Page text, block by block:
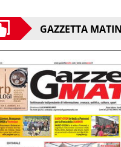
GAZZETTA